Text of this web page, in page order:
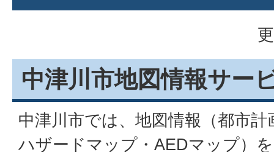
中津川市地図情報サー
中津川市では、地図情報（都市
ハザードマップ・AEDマップ）